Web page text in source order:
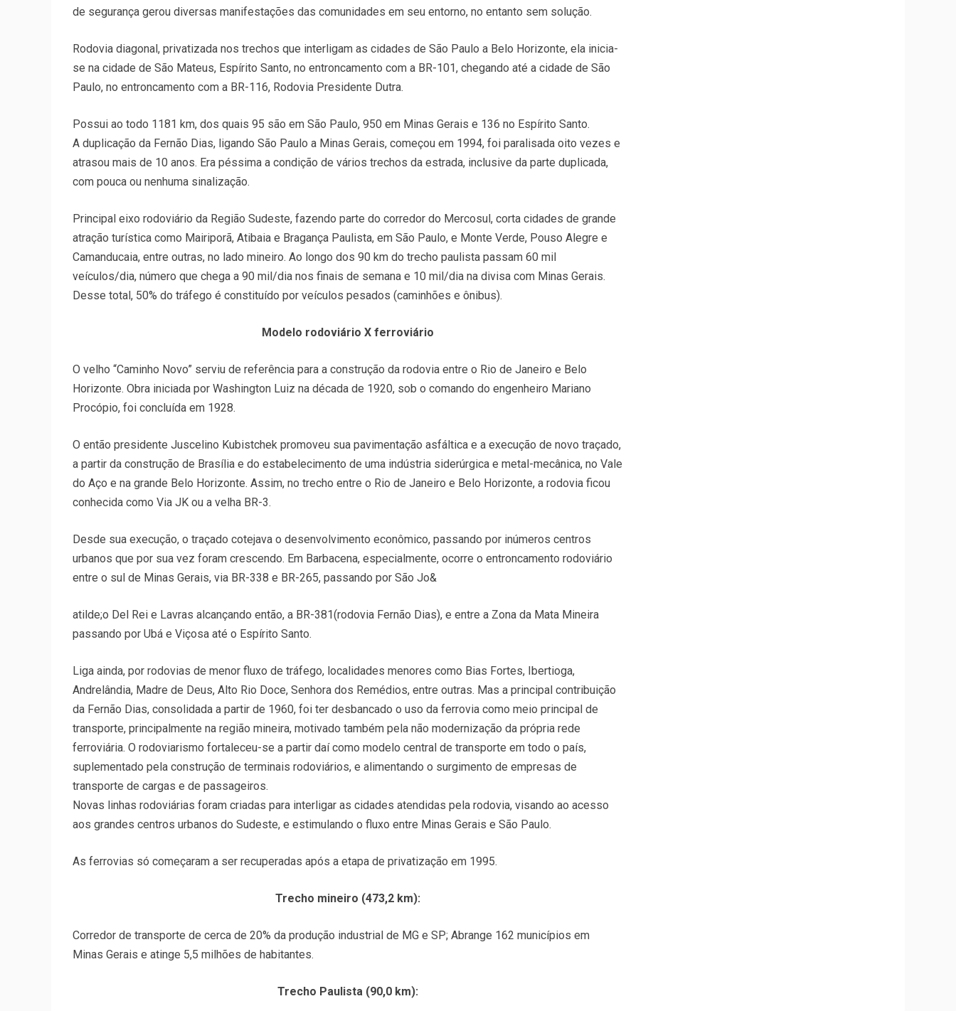
de segurança gerou diversas manifestações das comunidades em seu entorno, no entanto sem solução.
Rodovia diagonal, privatizada nos trechos que interligam as cidades de São Paulo a Belo Horizonte, ela inicia-
se na cidade de São Mateus, Espírito Santo, no entroncamento com a BR-101, chegando até a cidade de São
Paulo, no entroncamento com a BR-116, Rodovia Presidente Dutra.
Possui ao todo 1181 km, dos quais 95 são em São Paulo, 950 em Minas Gerais e 136 no Espírito Santo.
A duplicação da Fernão Dias, ligando São Paulo a Minas Gerais, começou em 1994, foi paralisada oito vezes e
atrasou mais de 10 anos. Era péssima a condição de vários trechos da estrada, inclusive da parte duplicada,
com pouca ou nenhuma sinalização.
Principal eixo rodoviário da Região Sudeste, fazendo parte do corredor do Mercosul, corta cidades de grande
atração turística como Mairiporã, Atibaia e Bragança Paulista, em São Paulo, e Monte Verde, Pouso Alegre e
Camanducaia, entre outras, no lado mineiro. Ao longo dos 90 km do trecho paulista passam 60 mil
veículos/dia, número que chega a 90 mil/dia nos finais de semana e 10 mil/dia na divisa com Minas Gerais.
Desse total, 50% do tráfego é constituído por veículos pesados (caminhões e ônibus).
Modelo rodoviário X ferroviário
O velho “Caminho Novo” serviu de referência para a construção da rodovia entre o Rio de Janeiro e Belo
Horizonte. Obra iniciada por Washington Luiz na década de 1920, sob o comando do engenheiro Mariano
Procópio, foi concluída em 1928.
O então presidente Juscelino Kubistchek promoveu sua pavimentação asfáltica e a execução de novo traçado,
a partir da construção de Brasília e do estabelecimento de uma indústria siderúrgica e metal-mecânica, no Vale
do Aço e na grande Belo Horizonte. Assim, no trecho entre o Rio de Janeiro e Belo Horizonte, a rodovia ficou
conhecida como Via JK ou a velha BR-3.
Desde sua execução, o traçado cotejava o desenvolvimento econômico, passando por inúmeros centros
urbanos que por sua vez foram crescendo. Em Barbacena, especialmente, ocorre o entroncamento rodoviário
entre o sul de Minas Gerais, via BR-338 e BR-265, passando por São Jo&
atilde;o Del Rei e Lavras alcançando então, a BR-381(rodovia Fernão Dias), e entre a Zona da Mata Mineira
passando por Ubá e Viçosa até o Espírito Santo.
Liga ainda, por rodovias de menor fluxo de tráfego, localidades menores como Bias Fortes, Ibertioga,
Andrelândia, Madre de Deus, Alto Rio Doce, Senhora dos Remédios, entre outras. Mas a principal contribuição
da Fernão Dias, consolidada a partir de 1960, foi ter desbancado o uso da ferrovia como meio principal de
transporte, principalmente na região mineira, motivado também pela não modernização da própria rede
ferroviária. O rodoviarismo fortaleceu-se a partir daí como modelo central de transporte em todo o país,
suplementado pela construção de terminais rodoviários, e alimentando o surgimento de empresas de
transporte de cargas e de passageiros.
Novas linhas rodoviárias foram criadas para interligar as cidades atendidas pela rodovia, visando ao acesso
aos grandes centros urbanos do Sudeste, e estimulando o fluxo entre Minas Gerais e São Paulo.
As ferrovias só começaram a ser recuperadas após a etapa de privatização em 1995.
Trecho mineiro (473,2 km):
Corredor de transporte de cerca de 20% da produção industrial de MG e SP; Abrange 162 municípios em
Minas Gerais e atinge 5,5 milhões de habitantes.
Trecho Paulista (90,0 km):